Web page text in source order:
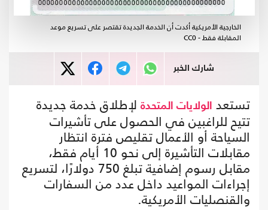
الخارجية الأمريكية أكدت أن الخدمة الجديدة تقتصر على تسريع موعد
المقابلة فقط - CC0
شارك الخبر
تستعد الولايات المتحدة لإطلاق خدمة جديدة
تتيح للراغبين في الحصول على تأشيرات
السياحة أو الأعمال تقليص فترة انتظار
مقابلات التأشيرة إلى نحو 10 أيام فقط،
مقابل رسوم إضافية تبلغ 750 دولارًا، لتسريع
إجراءات المواعيد داخل عدد من السفارات
والقنصليات الأمريكية.